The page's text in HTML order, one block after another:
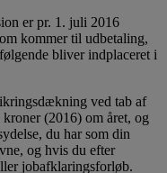
er pr. 1. juli 2016
kommer til udbetaling,
bliver indplaceret i
ved tab af
(2016) om året, og
du har som din
og hvis du efter
jobafklaringsforløb.